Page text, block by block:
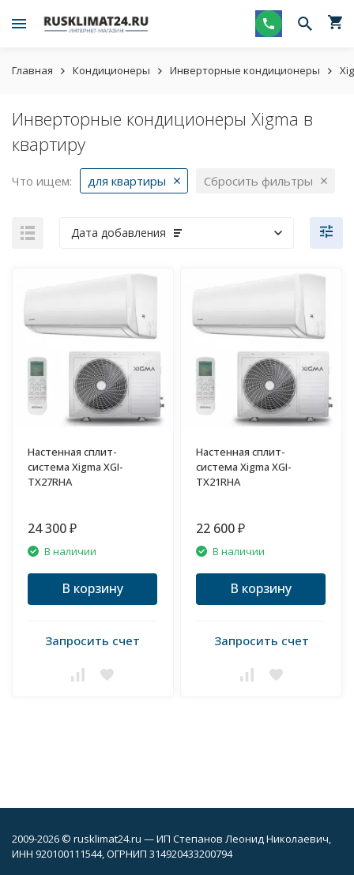
Главная Кондиционеры Инверторные кондиционеры
Инверторные кондиционеры Xigma в
квартиру
Что ищем: для квартиры Сбросить фильтры
Дата добавления
Настенная сплит-
система Xigma XGI-
TX27RHA
24 300 ₽
В наличии
В корзину
Запросить счет
Настенная сплит-
система Xigma XGI-
TX21RHA
22 600 ₽
В наличии
В корзину
Запросить счет
2009-2026 © rusklimat24.ru — ИП Степанов Леонид Николаевич,
ИНН 920100111544, ОГРНИП 314920433200794